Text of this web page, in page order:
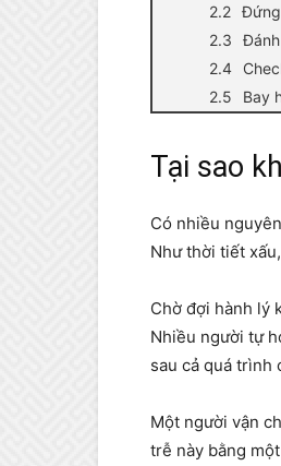
Bay
Tại sao
Có nhiều
Như thời tiết
Chờ đợi hành lý
Nhiều người tự
sau cả quá trình
Một người vận
trễ này bằng